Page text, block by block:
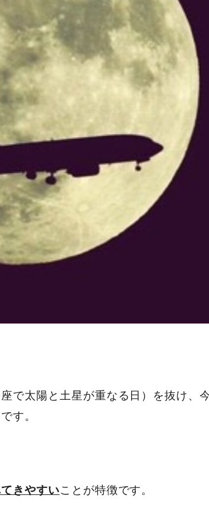
で太陽と土星が重なる日）を抜け、
す。
きやすいことが特徴です。